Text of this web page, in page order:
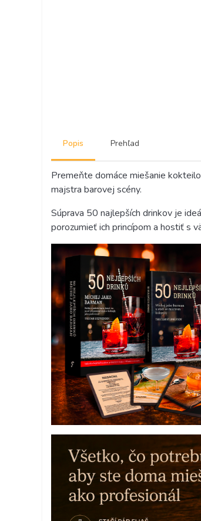
Popis Prehľad
Premeňte domáce miešanie
majstra barovej scény.
Súprava 50 najlepších drinkov je
porozumieť ich princípom a hostiť s